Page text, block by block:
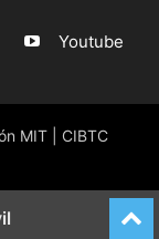
Youtube
MIT | CIBTC